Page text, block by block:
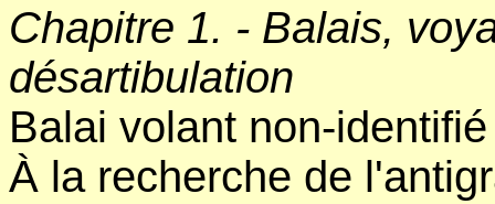
Chapitre 1. - Balais,
désartibulation
Balai volant non-identifié
À la recherche de